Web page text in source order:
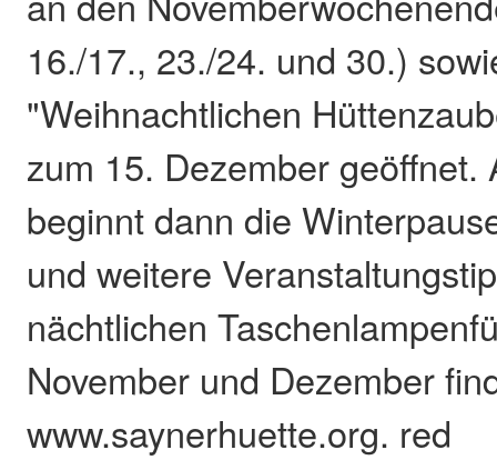
16./17., 23./24. und 30.)
"Weihnachtlichen
zum 15. Dezember geöffnet.
beginnt dann die
und weitere
nächtlichen
November und Dezember
www.saynerhuette.org. red